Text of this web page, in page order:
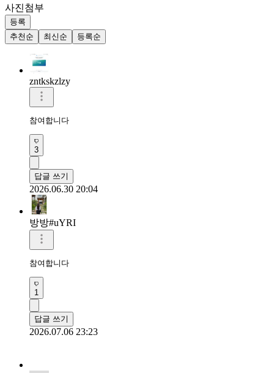
사진첨부
등록
추천순
최신순 등록순
zntkskzlzy
참여합니다
3
답글 쓰기
2026.06.30 20:04
방방#uYRI
참여합니다
1
답글 쓰기
2026.07.06 23:23